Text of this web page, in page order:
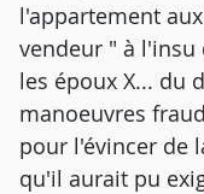
l'appartement
vendeur " à
les époux X... du
manoeuvres
pour l'évincer de
qu'il aurait pu